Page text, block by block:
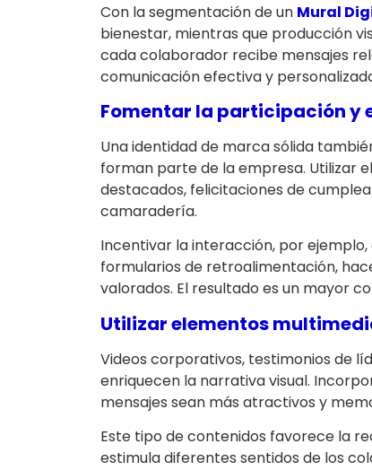
Con la segmentación de un Mural
bienestar, mientras que producción
cada colaborador recibe mensajes
comunicación efectiva y
Fomentar la participación y
Una identidad de marca sólida
forman parte de la empresa. Utilizar
destacados, felicitaciones de
camaradería.
Incentivar la interacción, por
formularios de retroalimentación,
valorados. El resultado es un mayor
Utilizar elementos
Videos corporativos, testimonios de
enriquecen la narrativa visual.
mensajes sean más atractivos y
Este tipo de contenidos favorece la
estimula diferentes sentidos de los